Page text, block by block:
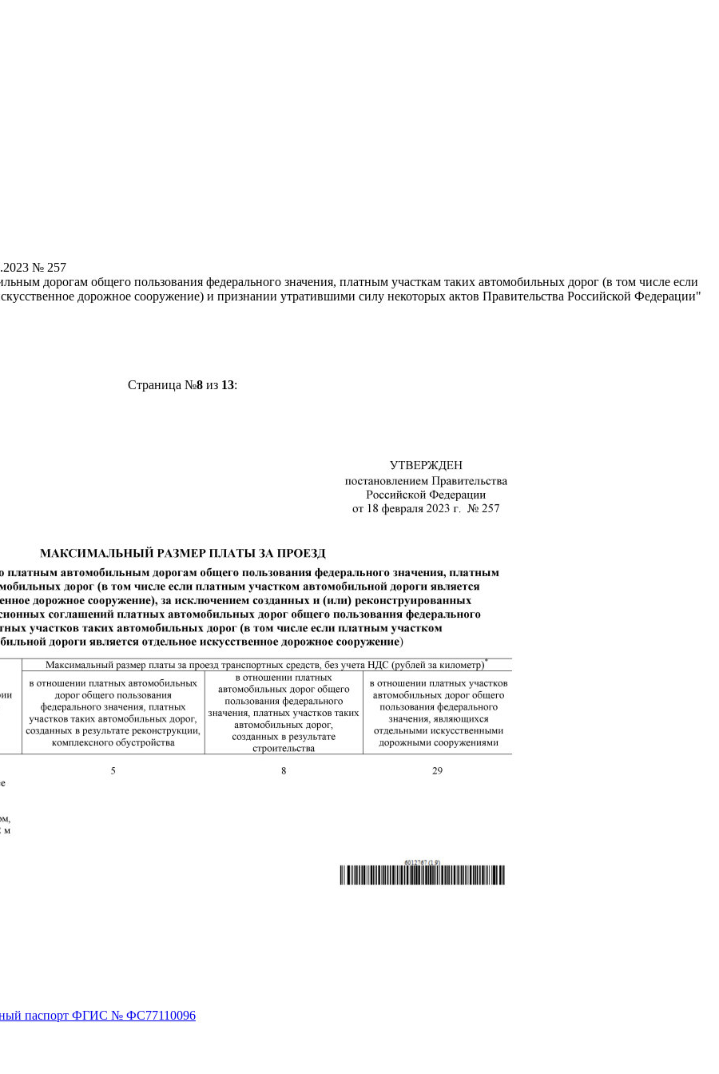
№ 257
дорогам общего пользования федерального значения, платным участкам таких автомобильных дорог (в том числе если
дорожное сооружение) и признании утратившими силу некоторых актов Правительства Российской Федерации"
Страница №8из 13:
паспорт ФГИС № ФС77110096